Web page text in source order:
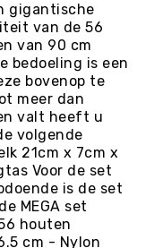
gigantische
van de 56
van 90 cm
bedoeling is een
bovenop te
meer dan
valt heeft u
volgende
21cm x 7cm x
Voor de set
is de set
MEGA set
houten
cm - Nylon